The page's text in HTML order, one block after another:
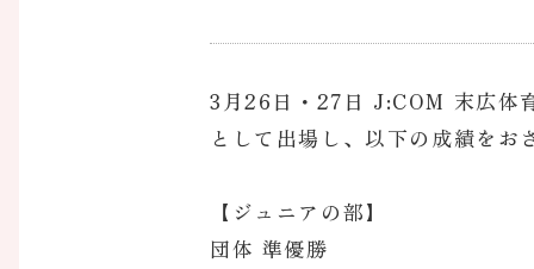
3月26日・27日 J:COM 末広体
として出場し、以下の成績をお
【ジュニアの部】
団体 準優勝